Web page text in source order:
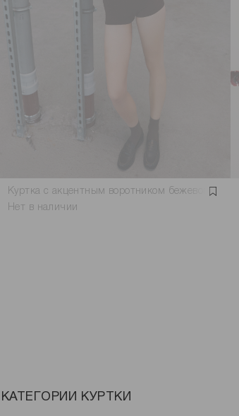
Куртка с акцентным воротником бежевого цвета
Нет в наличии
КУРТКИ